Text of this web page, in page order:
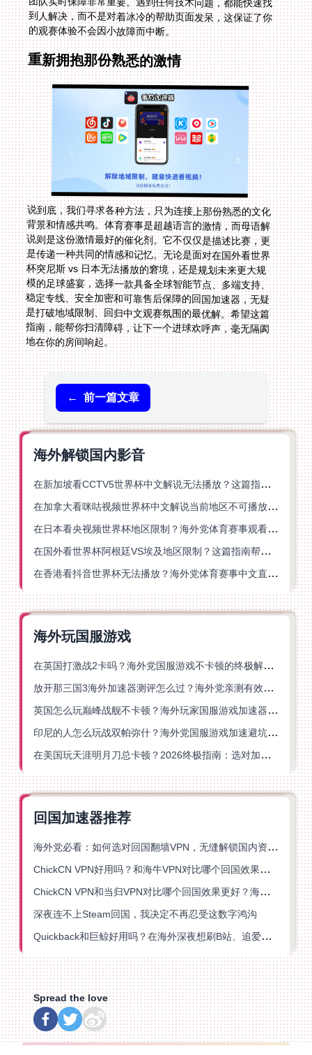
的观赛体验不会因小故障而中断。
重新拥抱那份熟悉的激情
说到底，我们寻求各种方法，只为连接上那份熟悉的文化
背景和情感共鸣。体育赛事是超越语言的激情，而母语解
说则是这份激情最好的催化剂。它不仅仅是描述比赛，更
是传递一种共同的情感和记忆。无论是面对在国外看世界
杯突尼斯 vs 日本无法播放的窘境，还是规划未来更大规
模的足球盛宴，选择一款具备全球智能节点、多端支持、
稳定专线、安全加密和可靠售后保障的回国加速器，无疑
是打破地域限制、回归中文观赛氛围的最优解。希望这篇
指南，能帮你扫清障碍，让下一个进球欢呼声，毫无隔阂
地在你的房间响起。
← 前一篇文章
海外解锁国内影音
在新加坡看CCTV5世界杯中文解说无法播放？这篇指南帮你解锁海外体育直播自由
在加拿大看咪咕视频世界杯中文解说当前地区不可播放？这篇指南帮你一键解决
在日本看央视频世界杯地区限制？海外党体育赛事观看终极指南
在国外看世界杯阿根廷VS埃及地区限制？这篇指南帮你搞定中文直播+解说
在香港看抖音世界杯无法播放？海外党体育赛事中文直播终极指南
海外玩国服游戏
在英国打激战2卡吗？海外党国服游戏不卡顿的终极解决方案
放开那三国3海外加速器测评怎么过？海外党亲测有效的国服游戏加速指南
英国怎么玩巅峰战舰不卡顿？海外玩家国服游戏加速器终极指南
印尼的人怎么玩战双帕弥什？海外党国服游戏加速避坑指南
在美国玩天涯明月刀总卡顿？2026终极指南：选对加速器让你丝滑连招
回国加速器推荐
海外党必看：如何选对回国翻墙VPN，无缝解锁国内资源？
ChickCN VPN好用吗？和海牛VPN对比哪个回国效果更好？
ChickCN VPN和当归VPN对比哪个回国效果更好？海外党亲测后选了它
深夜连不上Steam回国，我决定不再忍受这数字鸿沟
Quickback和巨鲸好用吗？在海外深夜想刷B站、追爱奇艺的你，或许正需要这份答案
Spread the love